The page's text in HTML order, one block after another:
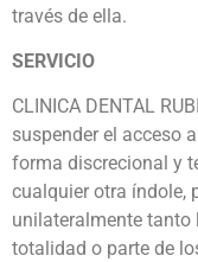
través de ella.
SERVICIO
CLINICA DENTAL
suspender el acceso
forma discrecional y
cualquier otra índole,
unilateralmente tanto
totalidad o parte de